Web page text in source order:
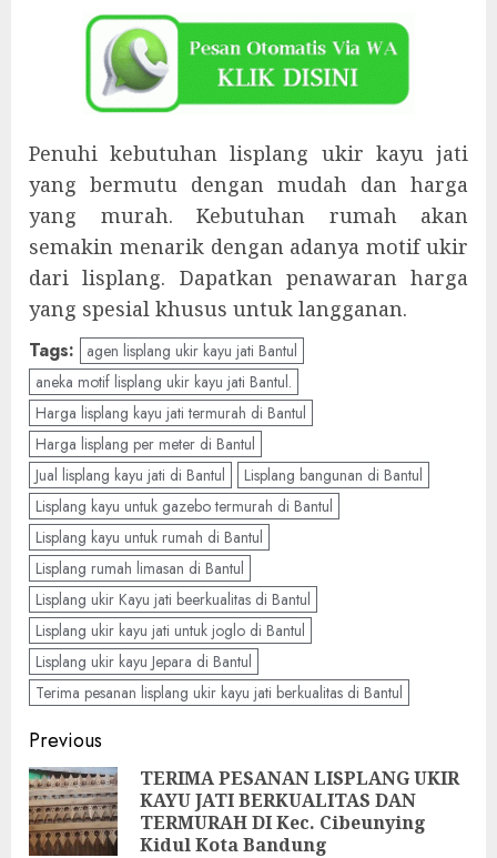
Penuhi kebutuhan lisplang ukir kayu jati
yang bermutu dengan mudah dan harga
yang murah. Kebutuhan rumah akan
semakin menarik dengan adanya motif ukir
dari lisplang. Dapatkan penawaran harga
yang spesial khusus untuk langganan.
Tags:
agen lisplang ukir kayu jati Bantul
aneka motif lisplang ukir kayu jati Bantul.
Harga lisplang kayu jati termurah di Bantul
Harga lisplang per meter di Bantul
Jual lisplang kayu jati di Bantul
Lisplang bangunan di Bantul
Lisplang kayu untuk gazebo termurah di Bantul
Lisplang kayu untuk rumah di Bantul
Lisplang rumah limasan di Bantul
Lisplang ukir Kayu jati beerkualitas di Bantul
Lisplang ukir kayu jati untuk joglo di Bantul
Lisplang ukir kayu Jepara di Bantul
Terima pesanan lisplang ukir kayu jati berkualitas di Bantul
Previous
TERIMA PESANAN LISPLANG UKIR
KAYU JATI BERKUALITAS DAN
TERMURAH DI Kec. Cibeunying
Kidul Kota Bandung